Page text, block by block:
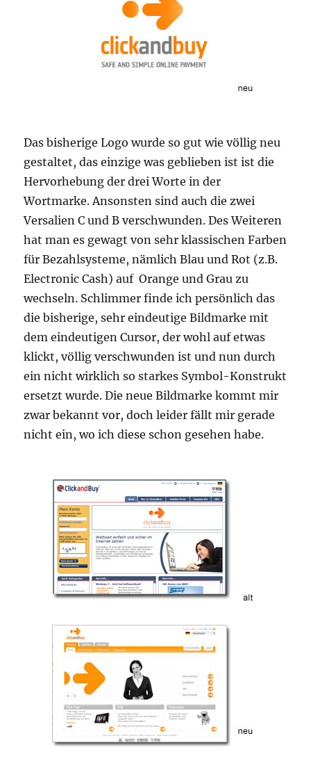
Das bisherige Logo wurde so gut wie völlig neu
gestaltet, das einzige was geblieben ist ist die
Hervorhebung der drei Worte in der
Wortmarke. Ansonsten sind auch die zwei
Versalien C und B verschwunden. Des Weiteren
hat man es gewagt von sehr klassischen Farben
für Bezahlsysteme, nämlich Blau und Rot (z.B.
Electronic Cash) auf Orange und Grau zu
wechseln. Schlimmer finde ich persönlich das
die bisherige, sehr eindeutige Bildmarke mit
dem eindeutigen Cursor, der wohl auf etwas
klickt, völlig verschwunden ist und nun durch
ein nicht wirklich so starkes Symbol-Konstrukt
ersetzt wurde. Die neue Bildmarke kommt mir
zwar bekannt vor, doch leider fällt mir gerade
nicht ein, wo ich diese schon gesehen habe.